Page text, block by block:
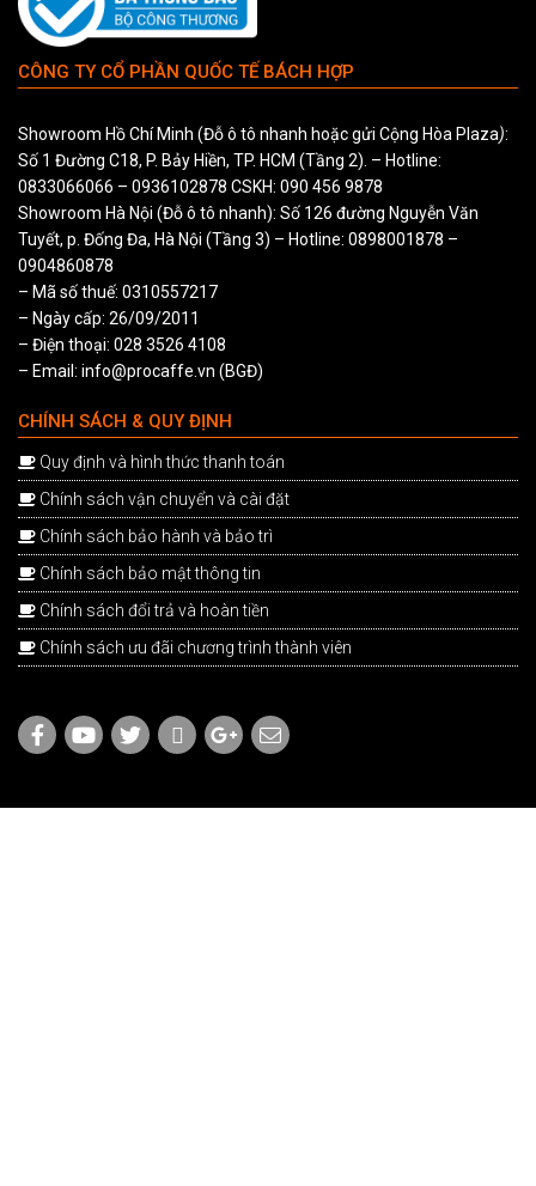
CÔNG TY CỔ PHẦN QUỐC TẾ BÁCH HỢP
Showroom Hồ Chí Minh (Đỗ ô tô nhanh hoặc gửi Cộng Hòa Plaza):
Số 1 Đường C18, P. Bảy Hiền, TP. HCM (Tầng 2). – Hotline:
0833066066 – 0936102878 CSKH: 090 456 9878
Showroom Hà Nội (Đỗ ô tô nhanh): Số 126 đường Nguyễn Văn
Tuyết, p. Đống Đa, Hà Nội (Tầng 3) – Hotline: 0898001878 –
0904860878
– Mã số thuế: 0310557217
– Ngày cấp: 26/09/2011
– Điện thoại: 028 3526 4108
– Email: info@procaffe.vn (BGĐ)
CHÍNH SÁCH & QUY ĐỊNH
Quy định và hình thức thanh toán
Chính sách vận chuyển và cài đặt
Chính sách bảo hành và bảo trì
Chính sách bảo mật thông tin
Chính sách đổi trả và hoàn tiền
Chính sách ưu đãi chương trình thành viên